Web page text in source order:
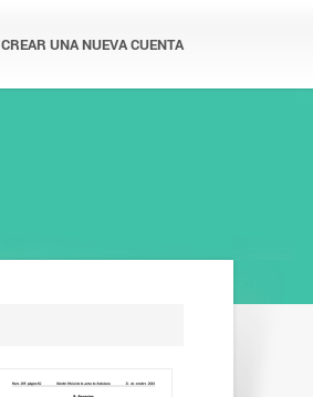
CREAR UNA NUEVA CUENTA